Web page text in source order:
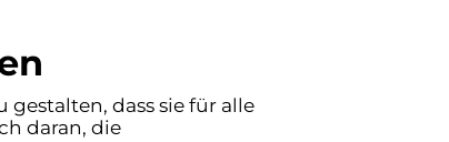
dass sie für alle
daran, die